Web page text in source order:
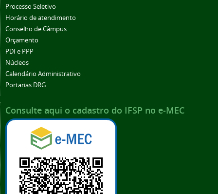
Processo Seletivo
Horário de atendimento
Conselho de Câmpus
Orçamento
PDI e PPP
Núcleos
Calendário Administrativo
Portarias DRG
Consulte aqui o cadastro do IFSP no e-MEC